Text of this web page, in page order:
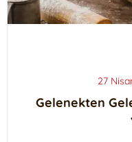
27
Gelenekten